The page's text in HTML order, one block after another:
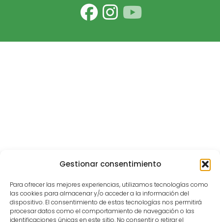
Gestionar consentimiento
Para ofrecer las mejores experiencias, utilizamos tecnologías como
las cookies para almacenar y/o acceder a la información del
dispositivo. El consentimiento de estas tecnologías nos permitirá
procesar datos como el comportamiento de navegación o las
identificaciones únicas en este sitio. No consentir o retirar el